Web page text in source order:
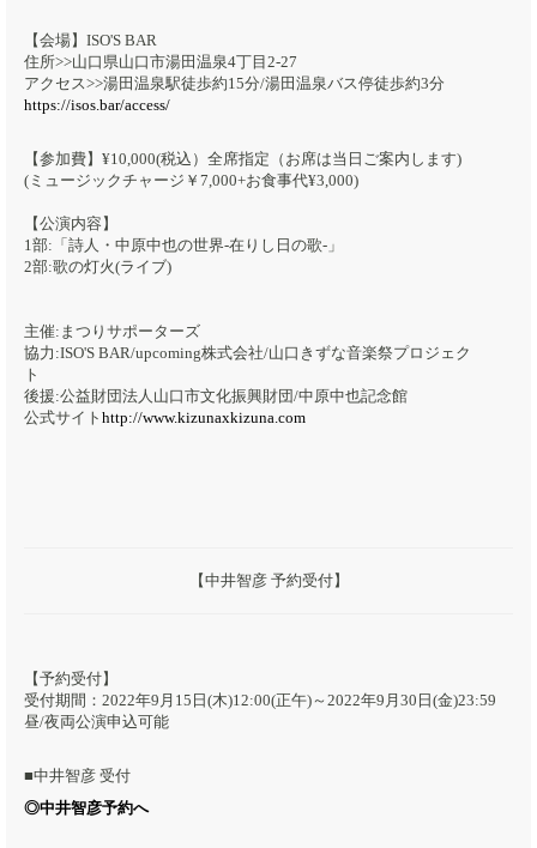
【会場】ISO'S BAR
住所>>山口県山口市湯田温泉4丁目2-27
アクセス>>湯田温泉駅徒歩約15分/湯田温泉バス停徒歩約3分
https://isos.bar/access/
【参加費】¥10,000(税込）全席指定（お席は当日ご案内します)
(ミュージックチャージ￥7,000+お食事代¥3,000)
【公演内容】
1部:「詩人・中原中也の世界-在りし日の歌-」
2部:歌の灯火(ライブ)
主催:まつりサポーターズ
協力:ISO'S BAR/upcoming株式会社/山口きずな音楽祭プロジェク
ト
後援:公益財団法人山口市文化振興財団/中原中也記念館
公式サイト http://www.kizunaxkizuna.com
【中井智彦 予約受付】
【予約受付】
受付期間：2022年9月15日(木)12:00(正午)～2022年9月30日(金)23:59
昼/夜両公演申込可能
■中井智彦 受付
◎中井智彦予約へ